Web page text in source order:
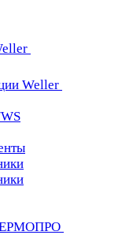
Weller